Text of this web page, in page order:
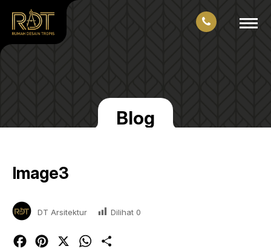
Blog
Image3
DT Arsitektur Dilihat 0
FacebookPinterest WhatsApp